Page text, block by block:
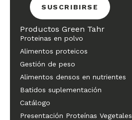
SUSCRIBIRSE
Productos Green Tahr
Proteinas en polvo
Alimentos proteicos
Gestión de peso
Alimentos densos en nutrientes
Batidos suplementación
Catálogo
Presentación Proteínas Vegetales